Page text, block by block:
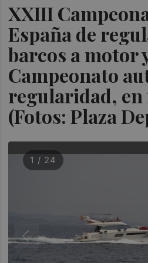
XXIII
España de
barcos a motor
Campeonato
regularidad, en
(Fotos: Plaza
1 / 24